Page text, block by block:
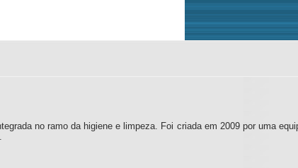
no ramo da higiene e limpeza. Foi criada em 2009 por uma